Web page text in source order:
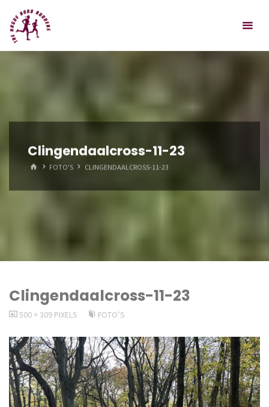
Spring
naar
inhoud
Clingendaalcross-11-23
HOMEFOTO'S CLINGENDAALCROSS-11-23
Clingendaalcross-11-23
VOLLEDIGE
500 × 309 PIXELS FOTO’S